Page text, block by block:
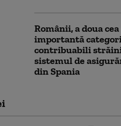
Românii, a doua
importantă
contribuabili
sistemul de
din Spania